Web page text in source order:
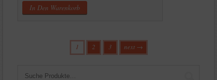
In Den Warenkorb
1 2 3 next →